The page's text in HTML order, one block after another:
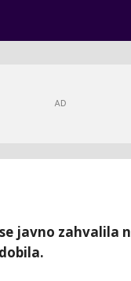
javno zahvalila